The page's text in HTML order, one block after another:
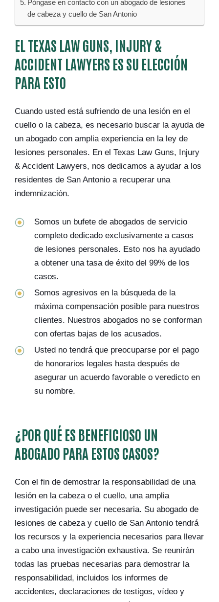
Póngase en contacto con un abogado de lesiones
de cabeza y cuello de San Antonio
EL TEXAS LAW GUNS, INJURY &
ACCIDENT LAWYERS ES SU ELECCIÓN
PARA ESTO
Cuando usted está sufriendo de una lesión en el
cuello o la cabeza, es necesario buscar la ayuda de
un abogado con amplia experiencia en la ley de
lesiones personales. En el Texas Law Guns, Injury
& Accident Lawyers, nos dedicamos a ayudar a los
residentes de San Antonio a recuperar una
indemnización.
Somos un bufete de abogados de servicio
completo dedicado exclusivamente a casos
de lesiones personales. Esto nos ha ayudado
a obtener una tasa de éxito del 99% de los
casos.
Somos agresivos en la búsqueda de la
máxima compensación posible para nuestros
clientes. Nuestros abogados no se conforman
con ofertas bajas de los acusados.
Usted no tendrá que preocuparse por el pago
de honorarios legales hasta después de
asegurar un acuerdo favorable o veredicto en
su nombre.
¿POR QUÉ ES BENEFICIOSO UN
ABOGADO PARA ESTOS CASOS?
Con el fin de demostrar la responsabilidad de una
lesión en la cabeza o el cuello, una amplia
investigación puede ser necesaria. Su abogado de
lesiones de cabeza y cuello de San Antonio tendrá
los recursos y la experiencia necesarios para llevar
a cabo una investigación exhaustiva. Se reunirán
todas las pruebas necesarias para demostrar la
responsabilidad, incluidos los informes de
accidentes, declaraciones de testigos, vídeo y